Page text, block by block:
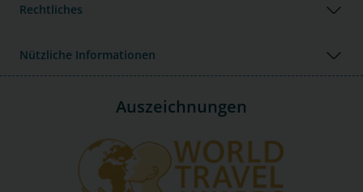
Rechtliches
Nützliche Informationen
Auszeichnungen